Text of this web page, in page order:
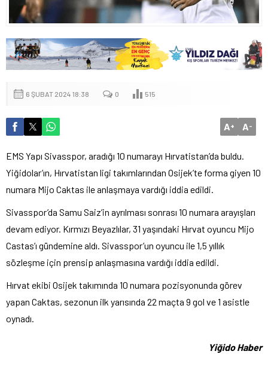
6 ŞUBAT 2024 18:38 0 515
A+ A-
EMS Yapı Sivasspor, aradığı 10 numarayı Hırvatistan’da buldu.
Yiğidolar’ın, Hırvatistan ligi takımlarından Osijek’te forma giyen 10
numara Mijo Caktas ile anlaşmaya vardığı iddia edildi.
Sivasspor’da Samu Saiz’in ayrılması sonrası 10 numara arayışları
devam ediyor. Kırmızı Beyazlılar, 31 yaşındaki Hırvat oyuncu Mijo
Castas’ı gündemine aldı. Sivasspor’un oyuncu ile 1,5 yıllık
sözleşme için prensip anlaşmasına vardığı iddia edildi.
Hırvat ekibi Osijek takımında 10 numara pozisyonunda görev
yapan Caktas, sezonun ilk yarısında 22 maçta 9 gol ve 1 asistle
oynadı.
Yiğido Haber